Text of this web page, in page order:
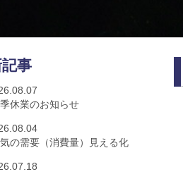
事
休業のお知らせ
の需要（消費量）見える化